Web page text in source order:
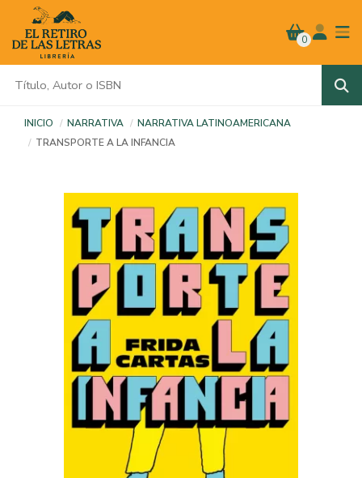
0
INICIO NARRATIVA
NARRATIVA LATINOAMERICANA
TRANSPORTE A LA INFANCIA